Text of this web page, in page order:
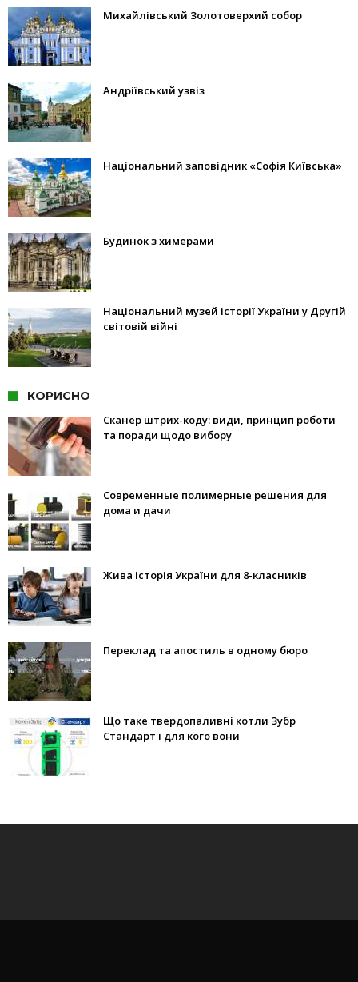
Михайлівський Золотоверхий собор
Андріївський узвіз
Національний заповідник «Софія Київська»
Будинок з химерами
Національний музей історії України у Другій
світовій війні
КОРИСНО
Сканер штрих-коду: види, принцип роботи
та поради щодо вибору
Современные полимерные решения для
дома и дачи
Жива історія України для 8-класників
Переклад та апостиль в одному бюро
Що таке твердопаливні котли Зубр
Стандарт і для кого вони